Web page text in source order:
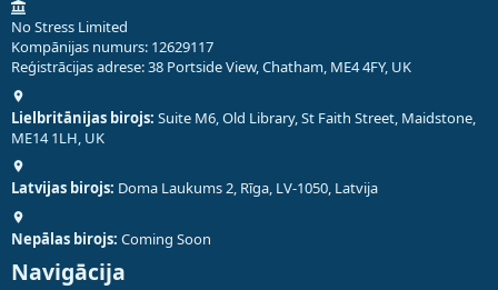
No Stress Limited
Kompānijas numurs: 12629117
Reģistrācijas adrese: 38 Portside View, Chatham, ME4 4FY, UK
Lielbritānijas birojs: Suite M6, Old Library, St Faith Street, Maidstone,
ME14 1LH, UK
Latvijas birojs: Doma Laukums 2, Rīga, LV-1050, Latvija
Nepālas birojs: Coming Soon
Navigācija